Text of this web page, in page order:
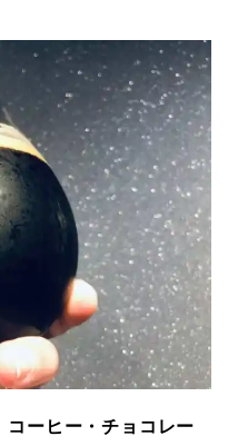
コーヒー・チョコレー